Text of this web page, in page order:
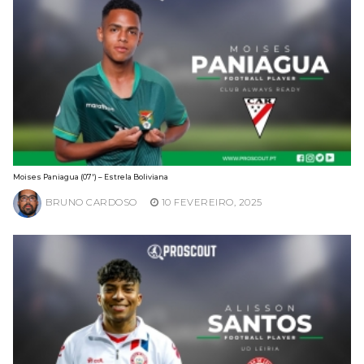
Moises Paniagua (07′) – Estrela Boliviana
BRUNO CARDOSO 10 FEVEREIRO, 2025